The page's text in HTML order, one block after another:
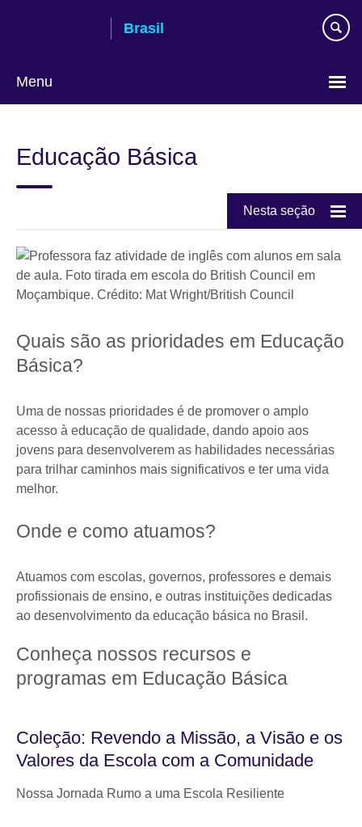
Brasil
Menu
language
Educação Básica
Nesta seção
Quais são as prioridades em Educação
Básica?
Uma de nossas prioridades é de promover o amplo
acesso à educação de qualidade, dando apoio aos
jovens para desenvolverem as habilidades necessárias
para trilhar caminhos mais significativos e ter uma vida
melhor.
Onde e como atuamos?
Atuamos com escolas, governos, professores e demais
profissionais de ensino, e outras instituições dedicadas
ao desenvolvimento da educação básica no Brasil.
Conheça nossos recursos e
programas em Educação Básica
Coleção: Revendo a Missão, a Visão e os
Valores da Escola com a Comunidade
Nossa Jornada Rumo a uma Escola Resiliente